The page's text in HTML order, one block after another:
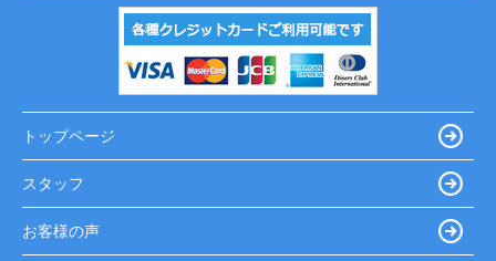
トップページ
スタッフ
お客様の声